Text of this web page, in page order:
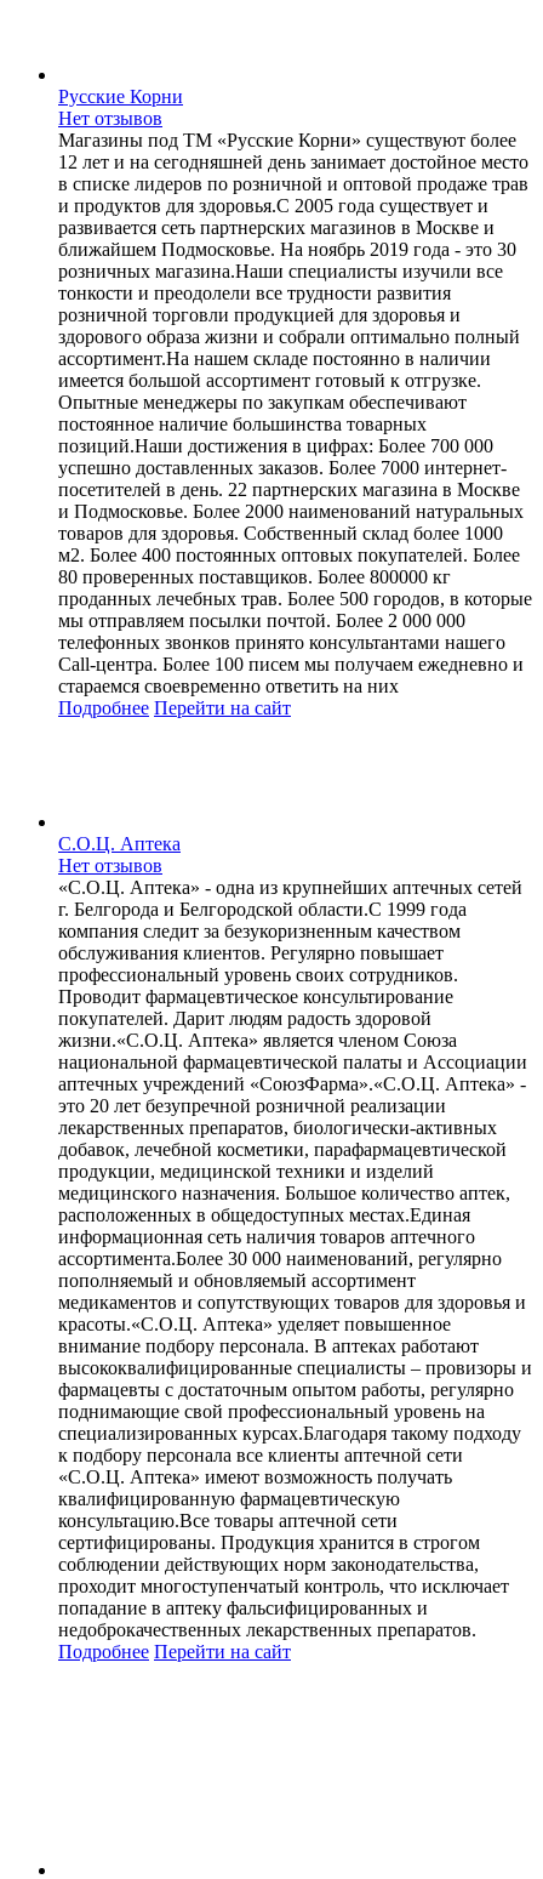
Русские Корни
Нет отзывов
Магазины под ТМ «Русские Корни» существуют более
12 лет и на сегодняшней день занимает достойное место
в списке лидеров по розничной и оптовой продаже трав
и продуктов для здоровья.С 2005 года существует и
развивается сеть партнерских магазинов в Москве и
ближайшем Подмосковье. На ноябрь 2019 года - это 30
розничных магазина.Наши специалисты изучили все
тонкости и преодолели все трудности развития
розничной торговли продукцией для здоровья и
здорового образа жизни и собрали оптимально полный
ассортимент.На нашем складе постоянно в наличии
имеется большой ассортимент готовый к отгрузке.
Опытные менеджеры по закупкам обеспечивают
постоянное наличие большинства товарных
позиций.Наши достижения в цифрах: Более 700 000
успешно доставленных заказов. Более 7000 интернет-
посетителей в день. 22 партнерских магазина в Москве
и Подмосковье. Более 2000 наименований натуральных
товаров для здоровья. Собственный склад более 1000
м2. Более 400 постоянных оптовых покупателей. Более
80 проверенных поставщиков. Более 800000 кг
проданных лечебных трав. Более 500 городов, в которые
мы отправляем посылки почтой. Более 2 000 000
телефонных звонков принято консультантами нашего
Call-центра. Более 100 писем мы получаем ежедневно и
стараемся своевременно ответить на них
Подробнее Перейти на сайт
С.О.Ц. Аптека
Нет отзывов
«С.О.Ц. Аптека» - одна из крупнейших аптечных сетей
г. Белгорода и Белгородской области.С 1999 года
компания следит за безукоризненным качеством
обслуживания клиентов. Регулярно повышает
профессиональный уровень своих сотрудников.
Проводит фармацевтическое консультирование
покупателей. Дарит людям радость здоровой
жизни.«С.О.Ц. Аптека» является членом Союза
национальной фармацевтической палаты и Ассоциации
аптечных учреждений «СоюзФарма».«С.О.Ц. Аптека» -
это 20 лет безупречной розничной реализации
лекарственных препаратов, биологически-активных
добавок, лечебной косметики, парафармацевтической
продукции, медицинской техники и изделий
медицинского назначения. Большое количество аптек,
расположенных в общедоступных местах.Единая
информационная сеть наличия товаров аптечного
ассортимента.Более 30 000 наименований, регулярно
пополняемый и обновляемый ассортимент
медикаментов и сопутствующих товаров для здоровья и
красоты.«С.О.Ц. Аптека» уделяет повышенное
внимание подбору персонала. В аптеках работают
высококвалифицированные специалисты – провизоры и
фармацевты с достаточным опытом работы, регулярно
поднимающие свой профессиональный уровень на
специализированных курсах.Благодаря такому подходу
к подбору персонала все клиенты аптечной сети
«С.О.Ц. Аптека» имеют возможность получать
квалифицированную фармацевтическую
консультацию.Все товары аптечной сети
сертифицированы. Продукция хранится в строгом
соблюдении действующих норм законодательства,
проходит многоступенчатый контроль, что исключает
попадание в аптеку фальсифицированных и
недоброкачественных лекарственных препаратов.
Подробнее Перейти на сайт